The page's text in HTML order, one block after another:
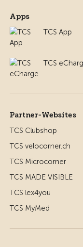
Apps
TCS App
TCS
Partner-Websites
TCS Clubshop
TCS velocorner.ch
TCS Microcorner
TCS MADE VISIBLE
TCS lex4you
TCS MyMed